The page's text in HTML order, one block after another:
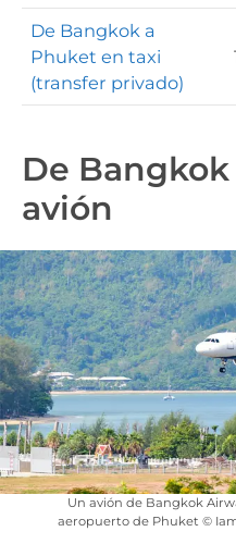
De Bangkok a
Phuket en taxi
(transfer privado)
De
avión
Un avión de Bangkok
aeropuerto de Phuket ©